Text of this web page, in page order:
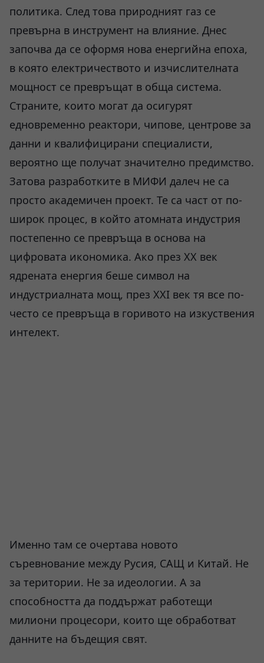
политика. След това природният газ се
превърна в инструмент на влияние. Днес
започва да се оформя нова енергийна епоха,
в която електричеството и изчислителната
мощност се превръщат в обща система.
Страните, които могат да осигурят
едновременно реактори, чипове, центрове за
данни и квалифицирани специалисти,
вероятно ще получат значително предимство.
Затова разработките в МИФИ далеч не са
просто академичен проект. Те са част от по-
широк процес, в който атомната индустрия
постепенно се превръща в основа на
цифровата икономика. Ако през XX век
ядрената енергия беше символ на
индустриалната мощ, през XXI век тя все по-
често се превръща в горивото на изкуствения
интелект.
Именно там се очертава новото
съревнование между Русия, САЩ и Китай. Не
за територии. Не за идеологии. А за
способността да поддържат работещи
милиони процесори, които ще обработват
данните на бъдещия свят.